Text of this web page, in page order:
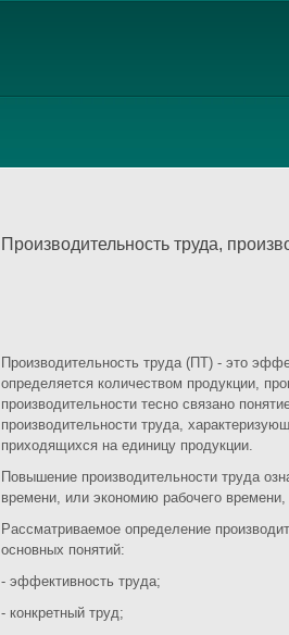
Производительность труда,
Производительность труда (ПТ) - это
определяется количеством продукции,
производительности тесно связано
производительности труда,
приходящихся на единицу продукции.
Повышение производительности труда
времени, или экономию рабочего времени,
Рассматриваемое определение
основных понятий:
- эффективность труда;
- конкретный труд;